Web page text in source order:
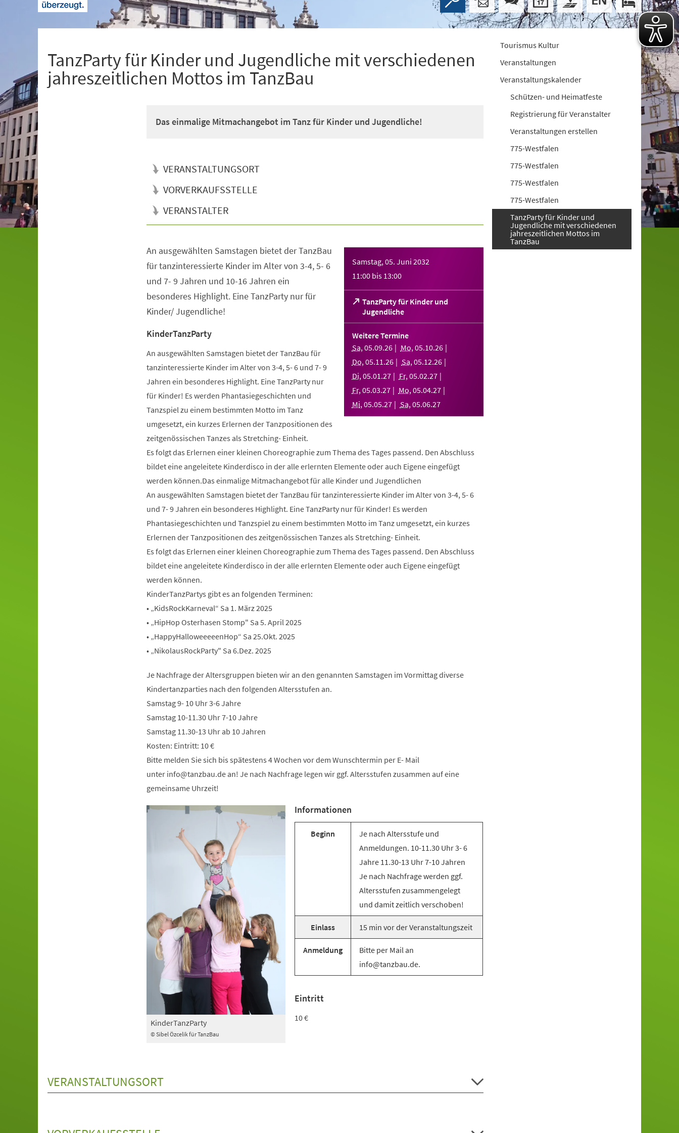
TanzParty für Kinder und Jugendliche mit verschiedenen
jahreszeitlichen Mottos im TanzBau
Das einmalige Mitmachangebot im Tanz für Kinder und Jugendliche!
VERANSTALTUNGSORT
VORVERKAUFSSTELLE
VERANSTALTER
Samstag, 05. Juni 2032
11:00 bis 13:00
TanzParty für Kinder und
Jugendliche
(Öffnet
in
einem
Tab)
Weitere Termine
Sa,05.09.26 Mo,05.10.26
Do,05.11.26 Sa,05.12.26
Di,05.01.27 Fr,05.02.27
Fr,05.03.27 Mo,05.04.27
Mi,05.05.27 Sa,05.06.27
An ausgewählten Samstagen bietet der TanzBau
für tanzinteressierte Kinder im Alter von 3-4, 5- 6
und 7- 9 Jahren und 10-16 Jahren ein
besonderes Highlight. Eine TanzParty nur für
Kinder/ Jugendliche!
KinderTanzParty
An ausgewählten Samstagen bietet der TanzBau für
tanzinteressierte Kinder im Alter von 3-4, 5- 6 und 7- 9
Jahren ein besonderes Highlight. Eine TanzParty nur
für Kinder! Es werden Phantasiegeschichten und
Tanzspiel zu einem bestimmten Motto im Tanz
umgesetzt, ein kurzes Erlernen der Tanzpositionen des
zeitgenössischen Tanzes als Stretching- Einheit.
Es folgt das Erlernen einer kleinen Choreographie zum Thema des Tages passend. Den Abschluss
bildet eine angeleitete Kinderdisco in der alle erlernten Elemente oder auch Eigene eingefügt
werden können.Das einmalige Mitmachangebot für alle Kinder und Jugendlichen
An ausgewählten Samstagen bietet der TanzBau für tanzinteressierte Kinder im Alter von 3-4, 5- 6
und 7- 9 Jahren ein besonderes Highlight. Eine TanzParty nur für Kinder! Es werden
Phantasiegeschichten und Tanzspiel zu einem bestimmten Motto im Tanz umgesetzt, ein kurzes
Erlernen der Tanzpositionen des zeitgenössischen Tanzes als Stretching- Einheit.
Es folgt das Erlernen einer kleinen Choreographie zum Thema des Tages passend. Den Abschluss
bildet eine angeleitete Kinderdisco in der alle erlernten Elemente oder auch Eigene eingefügt
werden können.
KinderTanzPartys gibt es an folgenden Terminen:
• „KidsRockKarneval“ Sa 1. März 2025
• „HipHop Osterhasen Stomp" Sa 5. April 2025
• „HappyHalloweeeeenHop“ Sa 25.Okt. 2025
• „NikolausRockParty" Sa 6.Dez. 2025
Je Nachfrage der Altersgruppen bieten wir an den genannten Samstagen im Vormittag diverse
Kindertanzparties nach den folgenden Altersstufen an.
Samstag 9- 10 Uhr 3-6 Jahre
Samstag 10-11.30 Uhr 7-10 Jahre
Samstag 11.30-13 Uhr ab 10 Jahren
Kosten: Eintritt: 10 €
Bitte melden Sie sich bis spätestens 4 Wochen vor dem Wunschtermin per E- Mail
unter info tanzbau dean! Je nach Nachfrage legen wir ggf. Altersstufen zusammen auf eine
gemeinsame Uhrzeit!
© Sibel Özcelik für TanzBau
KinderTanzParty
Informationen
Beginn
Je nach Altersstufe und
Anmeldungen. 10-11.30 Uhr 3- 6
Jahre 11.30-13 Uhr 7-10 Jahren
Je nach Nachfrage werden ggf.
Altersstufen zusammengelegt
und damit zeitlich verschoben!
Einlass 15 min vor der Veranstaltungszeit
Anmeldung
Bitte per Mail an
info@tanzbau.de.
Eintritt
10 €
VERANSTALTUNGSORT
Tourismus Kultur
Veranstaltungen
Veranstaltungskalender
Schützen- und Heimatfeste
Registrierung für Veranstalter
Veranstaltungen erstellen
775-Westfalen
775-Westfalen
775-Westfalen
775-Westfalen
TanzParty für Kinder und
Jugendliche mit verschiedenen
jahreszeitlichen Mottos im
TanzBau